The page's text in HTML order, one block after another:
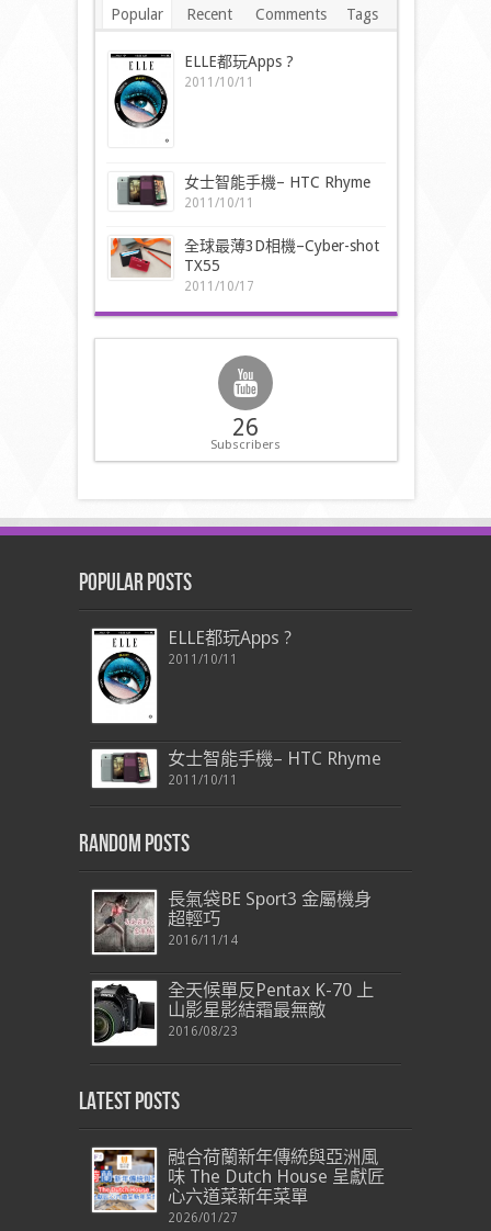
Popular Recent Comments Tags
ELLE都玩Apps ?
2011/10/11
女士智能手機– HTC Rhyme
2011/10/11
全球最薄3D相機–Cyber-shot
TX55
2011/10/17
26
Subscribers
Popular Posts
ELLE都玩Apps ?
2011/10/11
女士智能手機– HTC Rhyme
2011/10/11
Random Posts
長氣袋BE Sport3 金屬機身
超輕巧
2016/11/14
全天候單反Pentax K-70 上
山影星影結霜最無敵
2016/08/23
Latest Posts
融合荷蘭新年傳統與亞洲風
味 The Dutch House 呈獻匠
心六道菜新年菜單
2026/01/27